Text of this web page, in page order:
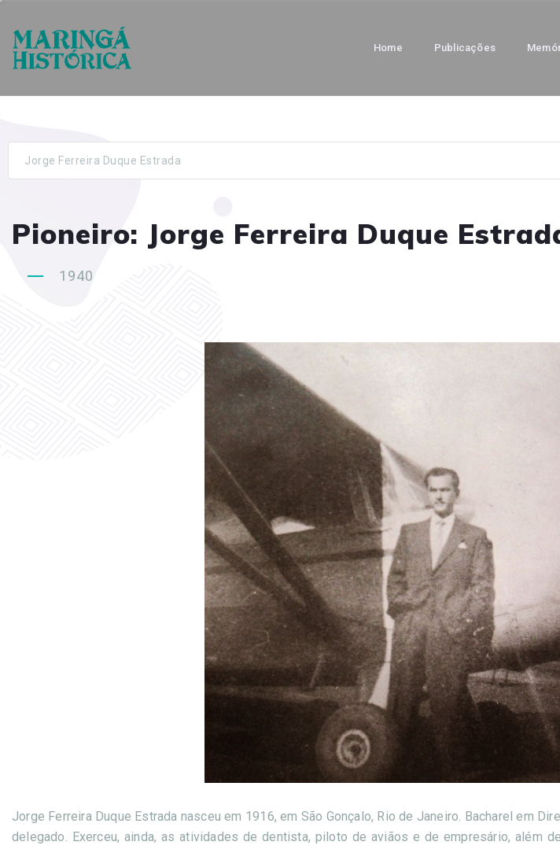
Home Publicações
Jorge Ferreira Duque Estrada
Pioneiro: Jorge Ferreira Duque
1940
Jorge Ferreira Duque Estrada nasceu em 1916, em São Gonçalo, Rio de Janeiro. Bacharel em
delegado. Exerceu, ainda, as atividades de dentista, piloto de aviãos e de empresário, além